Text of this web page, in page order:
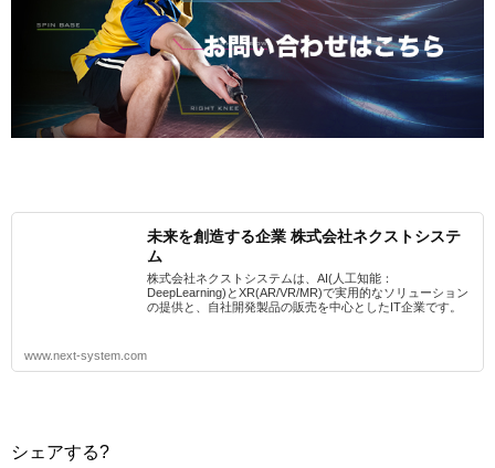
未来を創造する企業 株式会社ネクストシステ
ム
株式会社ネクストシステムは、AI(人工知能：
DeepLearning)とXR(AR/VR/MR)で実用的なソリューション
の提供と、自社開発製品の販売を中心としたIT企業です。
www.next-system.com
シェアする?